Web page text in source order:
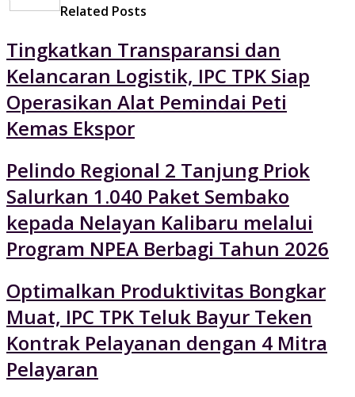
Related Posts
Tingkatkan Transparansi dan
Kelancaran Logistik, IPC TPK Siap
Operasikan Alat Pemindai Peti
Kemas Ekspor
Pelindo Regional 2 Tanjung Priok
Salurkan 1.040 Paket Sembako
kepada Nelayan Kalibaru melalui
Program NPEA Berbagi Tahun 2026
Optimalkan Produktivitas Bongkar
Muat, IPC TPK Teluk Bayur Teken
Kontrak Pelayanan dengan 4 Mitra
Pelayaran